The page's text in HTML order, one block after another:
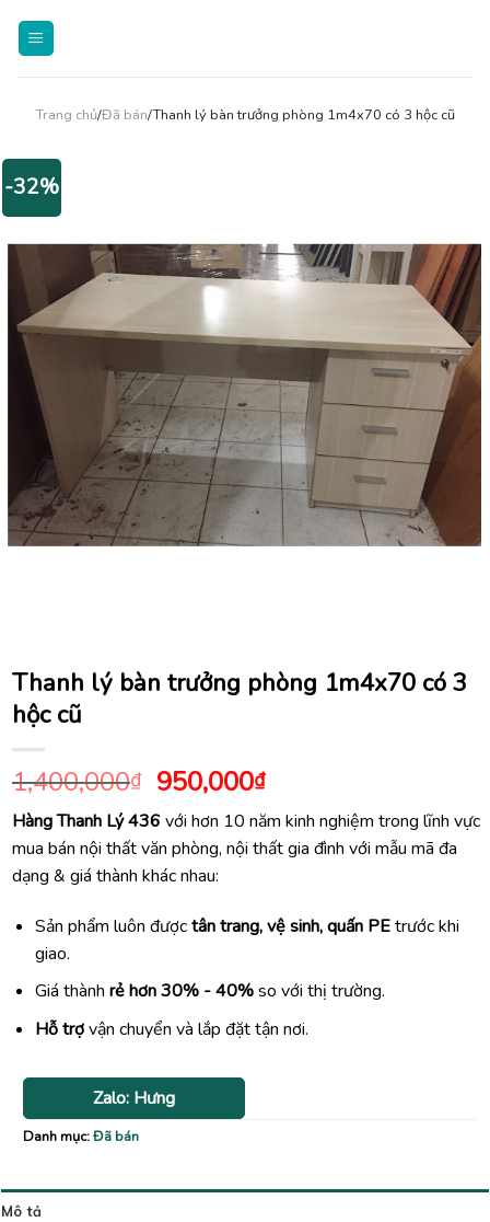
Trang chủ/Đã bán/Thanh lý bàn trưởng phòng 1m4x70 có 3 hộc cũ
-32%
Thanh lý bàn trưởng phòng 1m4x70 có 3
hộc cũ
1,400,000₫ Giá
gốc
là:
1,400,000₫.
950,000₫Giá
hiện
tại
là:
Hàng Thanh Lý 436 với hơn 10 năm kinh nghiệm trong lĩnh vực
mua bán nội thất văn phòng, nội thất gia đình với mẫu mã đa
dạng & giá thành khác nhau:
Sản phẩm luôn đượctân trang, vệ sinh, quấn PEtrước khi
giao.
Giá thành rẻ hơn 30% - 40%so với thị trường.
Hỗ trợvận chuyển và lắp đặt tận nơi.
Zalo: Hưng
Danh mục:Đã bán
Mô tả